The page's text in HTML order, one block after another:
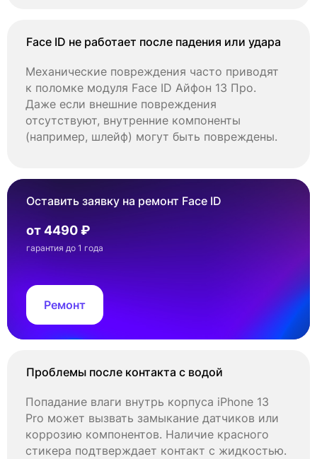
Face ID не работает после падения или удара
Механические повреждения часто приводят
к поломке модуля Face ID Айфон 13 Про.
Даже если внешние повреждения
отсутствуют, внутренние компоненты
(например, шлейф) могут быть повреждены.
Оставить заявку на ремонт Face ID
от 4490 ₽
гарантия до 1 года
Ремонт
Проблемы после контакта с водой
Попадание влаги внутрь корпуса iPhone 13
Pro может вызвать замыкание датчиков или
коррозию компонентов. Наличие красного
стикера подтверждает контакт с жидкостью.